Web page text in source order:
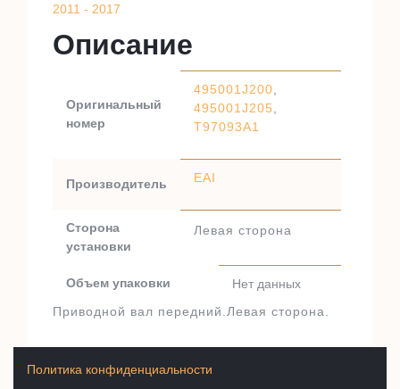
2011 - 2017
Описание
Оригинальный
номер
495001J200
495001J205
T97093A1
Производитель EAI
Сторона
установки
Левая сторона
Объем упаковки
Нет данных
Приводной вал передний.Левая сторона.
Политика конфиденциальности